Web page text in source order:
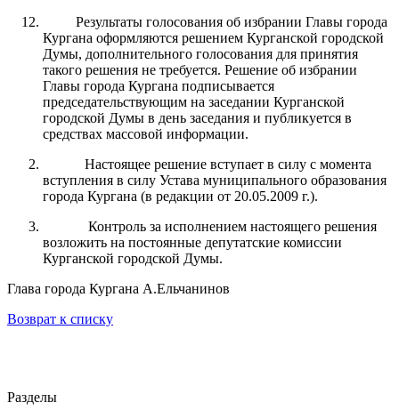
Результаты голосования об избрании Главы города
Кургана оформляются решением Курганской городской
Думы, дополнительного голосования для принятия
такого решения не требуется. Решение об избрании
Главы города Кургана подписывается
председательствующим на заседании Курганской
городской Думы в день заседания и публикуется в
средствах массовой информации.
Настоящее решение вступает в силу с момента
вступления в силу Устава муниципального образования
города Кургана (в редакции от 20.05.2009 г.).
Контроль за исполнением настоящего решения
возложить на постоянные депутатские комиссии
Курганской городской Думы.
Глава города Кургана А.Ельчанинов
Возврат к списку
Разделы